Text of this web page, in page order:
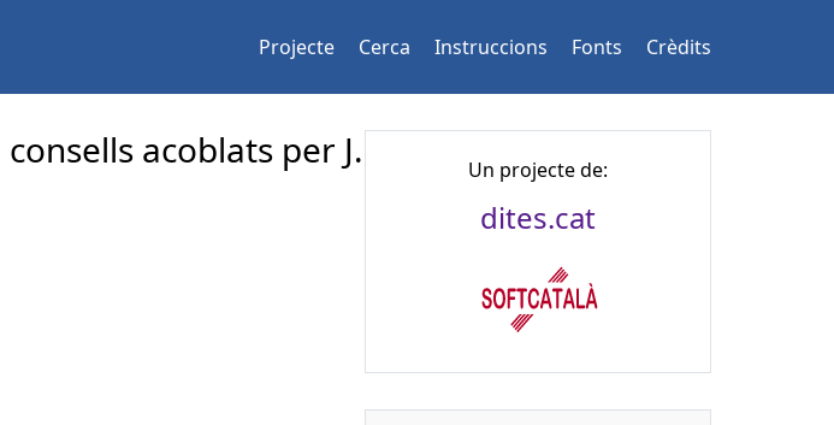
Projecte Cerca Instruccions Fonts Crèdits
acoblats per J.
Un projecte de:
dites.cat